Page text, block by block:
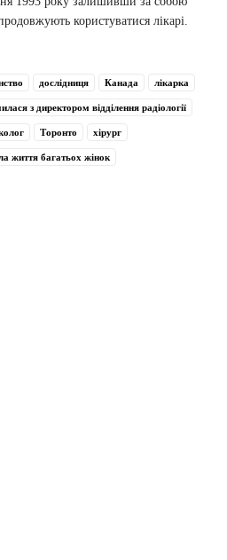
користуватися лікарі.
дослідниця Канада лікарка
з директором відділення радіології
Торонто хірург
життя багатьох жінок